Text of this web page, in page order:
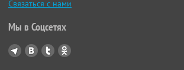
Связаться с нами
Мы в Соцсетях